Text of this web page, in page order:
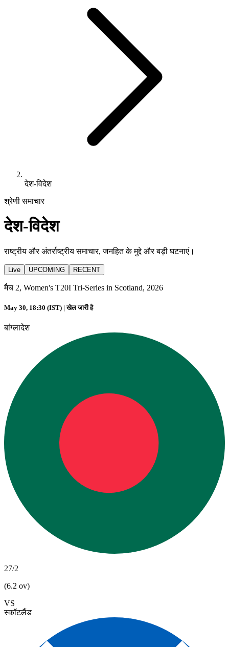
देश-विदेश
श्रेणी समाचार
देश-विदेश
राष्ट्रीय और अंतर्राष्ट्रीय समाचार, जनहित के मुद्दे और बड़ी घटनाएं।
Live UPCOMING RECENT
मैच 2, Women's T20I Tri-Series in Scotland, 2026
May 30, 18:30 (IST) |खेल जारी है
बांग्लादेश
27/2
(6.2 ov)
VS
स्कॉटलैंड